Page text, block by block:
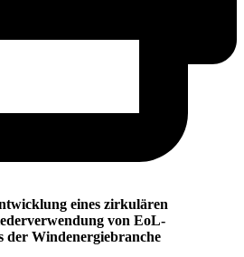
eines zirkulären
von EoL-
der Windenergiebranche